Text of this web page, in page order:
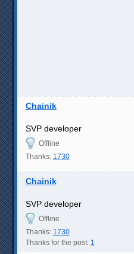
Chainik
SVP developer
Offline
Thanks: 1730
Chainik
SVP developer
Offline
Thanks: 1730
Thanks for the post: 1